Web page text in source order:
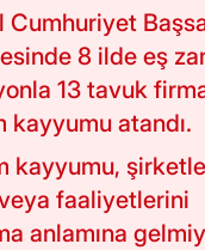
8 ilde eş
13 tavuk
kayyumu atandı.
kayyumu,
faaliyetlerini
anlamına